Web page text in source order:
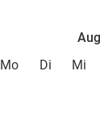
Mo
Di Mi